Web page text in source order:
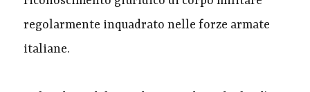
regolarmente inquadrato nelle forze armate
italiane.